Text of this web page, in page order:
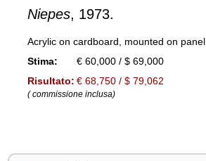
Niepes, 1973.
Acrylic on cardboard, mounted on panel
Stima:
€ 60,000 / $ 69,000
Risultato: € 68,750 / $ 79,062
( commissione inclusa)